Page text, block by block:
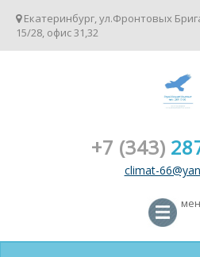
Екатеринбург, ул.Фронтовых
15/28, офис 31,32
+7 (343)
climat-